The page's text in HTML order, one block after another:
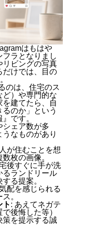
はもはや
フラとなりまし
リビングの写真
だけでは、目の
のは、住宅のス
ど）や専門的な
建てたら、自
のか」という
です。
シェア数が多
なものがあり
が住むことを想
枚の画像。
後すぐに手が洗
るランドリール
る提案。
配を感じられる
。
ト : あえてネガテ
後悔した等）
策を提示する誠